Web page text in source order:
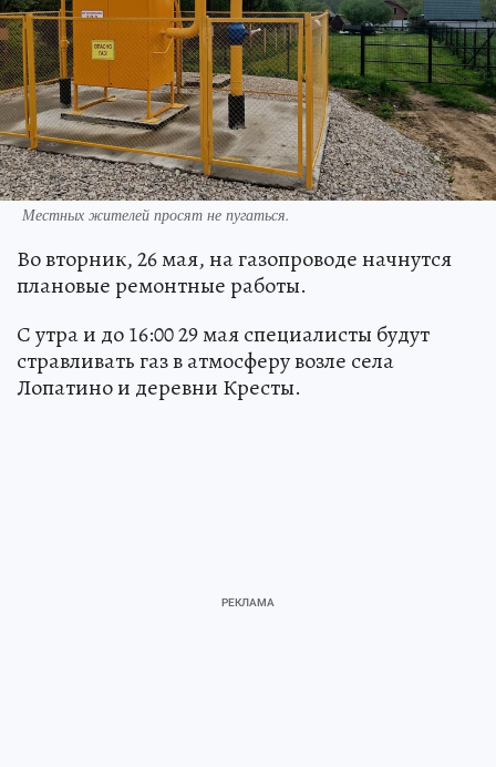
Местных жителей просят не пугаться.
Во вторник, 26 мая, на газопроводе начнутся
плановые ремонтные работы.
С утра и до 16:00 29 мая специалисты будут
стравливать газ в атмосферу возле села
Лопатино и деревни Кресты.